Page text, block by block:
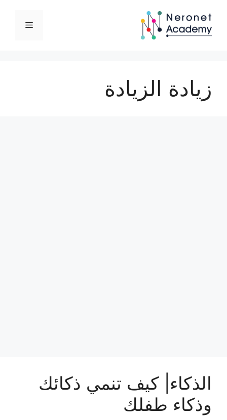
المحتوى
القائمة
زيادة الزيادة
الذكاء| كيف تنمي ذكائك
وذكاء طفلك